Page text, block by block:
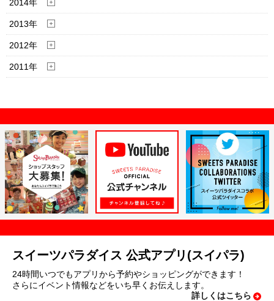
2014年
2013年
2012年
2011年
スイーツパラダイス 公式アプリ(スイパラ)
24時間いつでもアプリから予約やショッピングができます！
さらにイベント情報などをいち早くお伝えします。
詳しくはこちら